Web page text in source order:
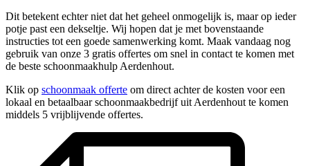
Dit betekent echter niet dat het geheel onmogelijk is, maar op ieder
potje past een dekseltje. Wij hopen dat je met bovenstaande
instructies tot een goede samenwerking komt. Maak vandaag nog
gebruik van onze 3 gratis offertes om snel in contact te komen met
de beste schoonmaakhulp Aerdenhout.
Klik op schoonmaak offerte om direct achter de kosten voor een
lokaal en betaalbaar schoonmaakbedrijf uit Aerdenhout te komen
middels 5 vrijblijvende offertes.